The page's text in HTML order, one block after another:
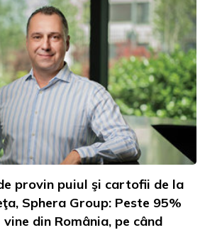
provin puiul şi cartofii de la
Sphera Group: Peste 95%
din România, pe când